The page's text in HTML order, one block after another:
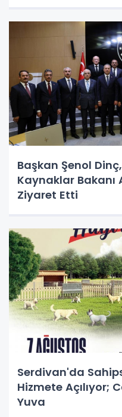
Başkan Şenol
Kaynaklar Bakanı
Ziyaret Etti
Serdivan'da
Hizmete Açılıyor;
Yuva